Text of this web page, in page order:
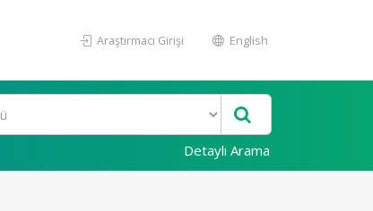
Araştırmacı Girişi English
Detaylı Arama